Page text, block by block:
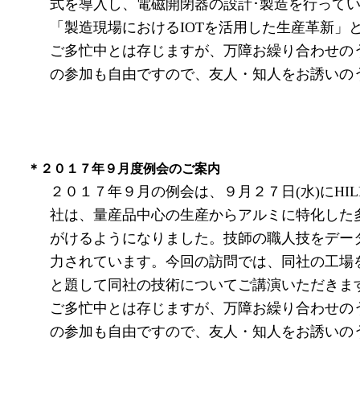
式を導入し、電磁開閉器の設計･製造を行って
「製造現場におけるIOTを活用した生産革新
ご多忙中とは存じますが、万障お繰り合わせ
の参加も自由ですので、友人・知人をお誘い
＊２０１７年９月度例会のご案内
２０１７年９月の例会は、９月２７日(水)に
社は、量産品中心の生産からアルミに特化し
がけるようになりました。技師の職人技をデ
力されています。今回の訪問では、同社の工
と題して同社の技術についてご講演いただきま
ご多忙中とは存じますが、万障お繰り合わせ
の参加も自由ですので、友人・知人をお誘い